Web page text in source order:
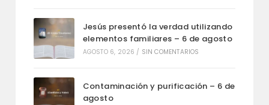
Jesús presentó la verdad utilizando
elementos familiares – 6 de agosto
AGOSTO 6, 2026 / SIN COMENTARIOS
Contaminación y purificación – 6 de
agosto